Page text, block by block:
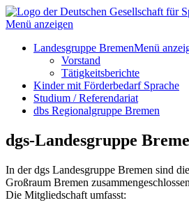
Menü anzeigen
Landesgruppe BremenMenü
Vorstand
Tätigkeitsberichte
Kinder mit Förderbedarf Sprache
Studium / Referendariat
dbs Regionalgruppe Bremen
dgs-Landesgruppe
In der dgs Landesgruppe Bremen sind
Großraum Bremen
Die Mitgliedschaft umfasst: